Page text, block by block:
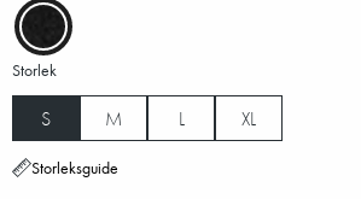
Storlek
S M L XL
Storleksguide